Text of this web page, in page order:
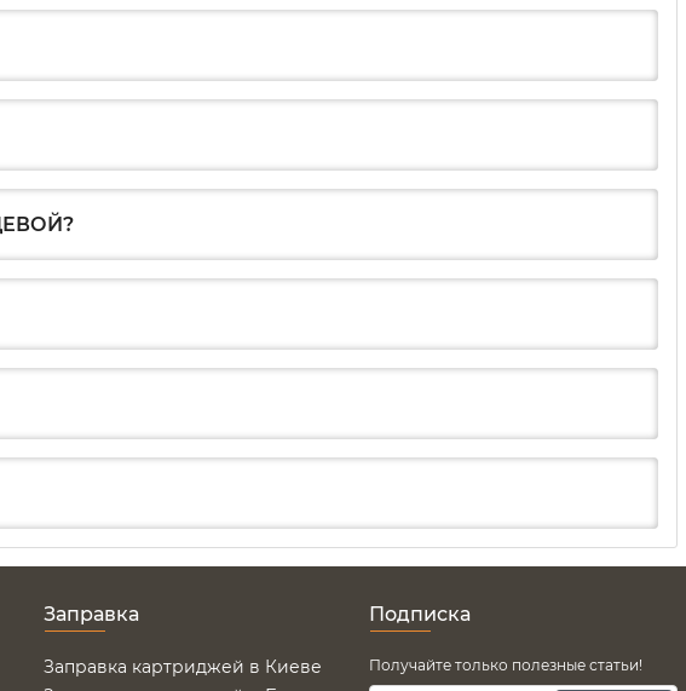
Заправка
Заправка картриджей в Киеве
Подписка
Получайте только полезные статьи!